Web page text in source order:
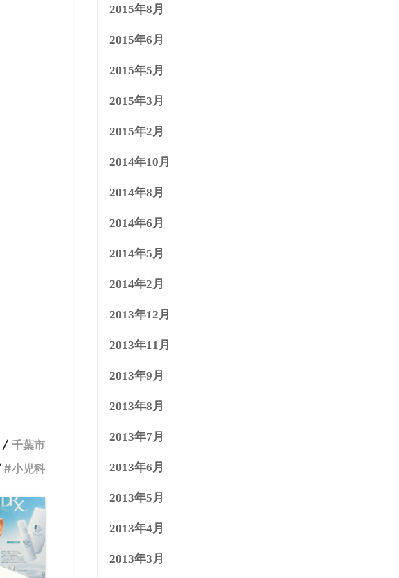
千葉市
小児科
2015年8月
2015年6月
2015年5月
2015年3月
2015年2月
2014年10月
2014年8月
2014年6月
2014年5月
2014年2月
2013年12月
2013年11月
2013年9月
2013年8月
2013年7月
2013年6月
2013年5月
2013年4月
2013年3月